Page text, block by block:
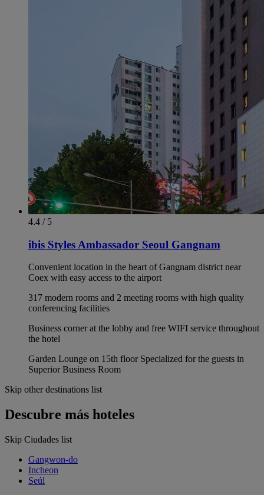
4.4 / 5
ibis Styles Ambassador Seoul Gangnam
Convenient location in the heart of Gangnam district near
Coex with easy access to the airport
317 modern rooms and 2 meeting rooms with high quality
conferencing facilities
Business corner at the lobby and free WIFI service throughout
the hotel
Garden Lounge on 15th floor Specialized for the guests in
Superior Business Room
Skip other destinations list
Descubre más hoteles
Skip Ciudades list
Gangwon-do
Incheon
Seúl